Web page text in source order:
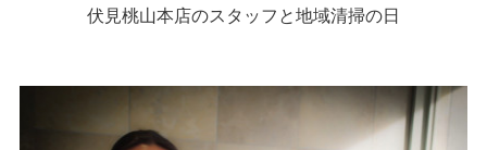
伏見桃山本店のスタッフと地域清掃の日